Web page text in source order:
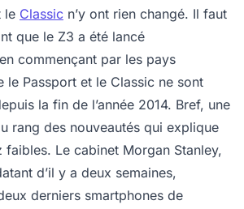
le Classic n’y ont rien changé. Il faut
que le Z3 a été lancé
commençant par les pays
le Passport et le Classic ne sont
la fin de l’année 2014. Bref, une
rang des nouveautés qui explique
faibles. Le cabinet Morgan Stanley,
d’il y a deux semaines,
derniers smartphones de